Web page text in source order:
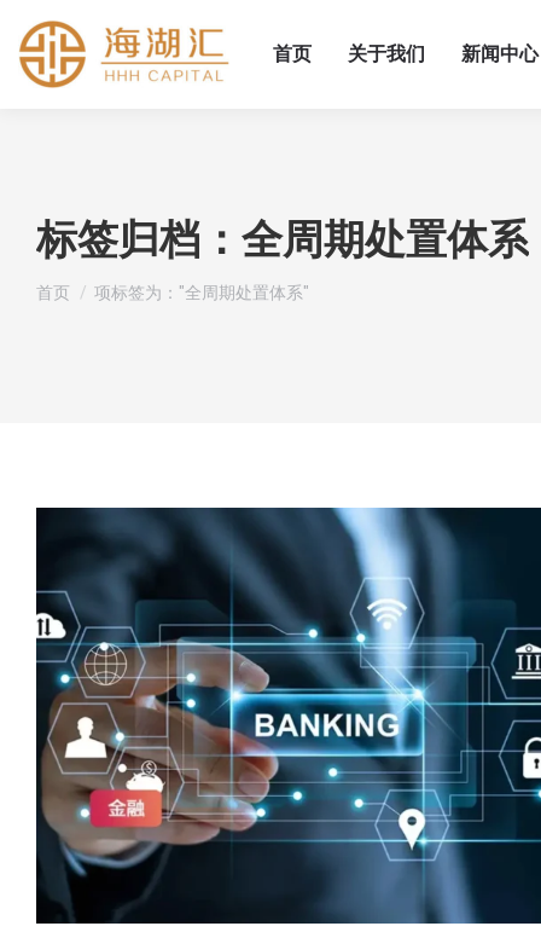
首页 关于我们 新闻中心
标签归档： 全周期处置体系
您在这里：
首页 项标签为："全周期处置体系"